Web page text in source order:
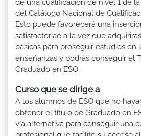
de una cualificación de nivel 1 de
del Catálogo Nacional de
Esto puede favorecerá una
satisfactoriaé a la vez que
básicas para proseguir estudios en
enseñanzas y podrás conseguir el
Graduado en ESO.
Curso que se dirige a
A los alumnos de ESO que no
obtener el título de Graduado en
vía alternativa para conseguir una